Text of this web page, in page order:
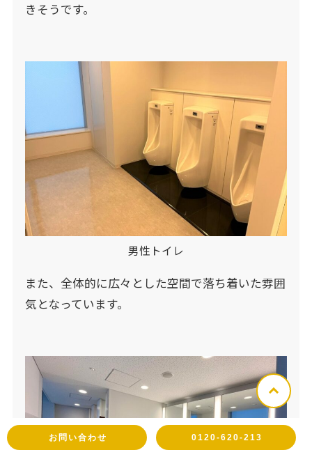
きそうです。
男性トイレ
また、全体的に広々とした空間で落ち着いた雰囲
気となっています。
お問い合わせ 0120-620-213